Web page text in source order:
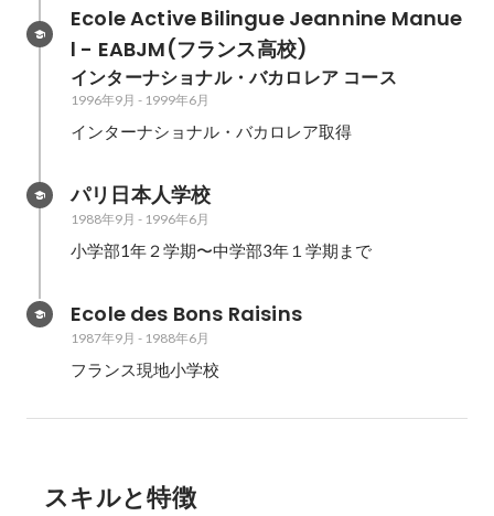
Ecole Active Bilingue Jeannine Manue
l - EABJM(フランス高校)
インターナショナル・バカロレア コース
1996年9月 - 1999年6月
インターナショナル・バカロレア取得
パリ日本人学校
1988年9月 - 1996年6月
小学部1年２学期〜中学部3年１学期まで
Ecole des Bons Raisins
1987年9月 - 1988年6月
フランス現地小学校
スキルと特徴